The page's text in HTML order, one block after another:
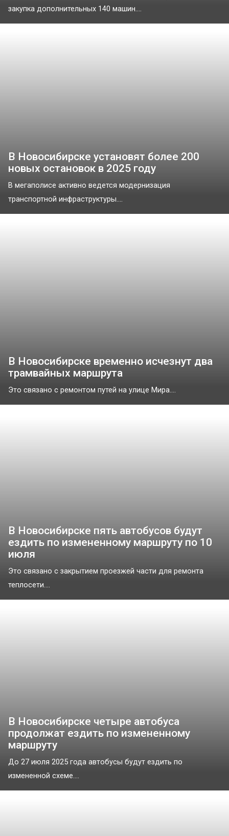
закупка дополнительных 140 машин....
В Новосибирске установят более 200
новых остановок в 2025 году
В мегаполисе активно ведется модернизация
транспортной инфраструктуры....
В Новосибирске временно исчезнут два
трамвайных маршрута
Это связано с ремонтом путей на улице Мира....
В Новосибирске пять автобусов будут
ездить по измененному маршруту по 10
июля
Это связано с закрытием проезжей части для ремонта
теплосети....
В Новосибирске четыре автобуса
продолжат ездить по измененному
маршруту
До 27 июля 2025 года автобусы будут ездить по
измененной схеме....